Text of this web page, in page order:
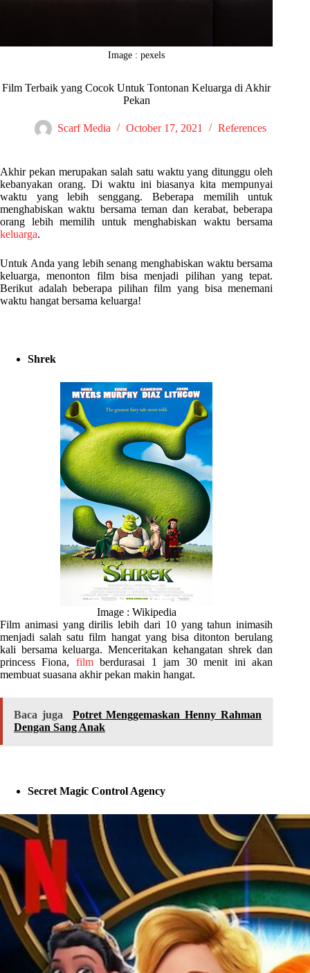
Image : pexels
Film Terbaik yang Cocok Untuk Tontonan Keluarga di Akhir
Pekan
Scarf Media October 17, 2021 References
Akhir pekan merupakan salah satu waktu yang ditunggu oleh
kebanyakan orang. Di waktu ini biasanya kita mempunyai
waktu yang lebih senggang. Beberapa memilih untuk
menghabiskan waktu bersama teman dan kerabat, beberapa
orang lebih memilih untuk menghabiskan waktu bersama
keluarga.
Untuk Anda yang lebih senang menghabiskan waktu bersama
keluarga, menonton film bisa menjadi pilihan yang tepat.
Berikut adalah beberapa pilihan film yang bisa menemani
waktu hangat bersama keluarga!
Shrek
Image : Wikipedia
Film animasi yang dirilis lebih dari 10 yang tahun inimasih
menjadi salah satu film hangat yang bisa ditonton berulang
kali bersama keluarga. Menceritakan kehangatan shrek dan
princess Fiona, filmberdurasai 1 jam 30 menit ini akan
membuat suasana akhir pekan makin hangat.
Baca juga
Potret Menggemaskan Henny Rahman
Dengan Sang Anak
Secret Magic Control Agency